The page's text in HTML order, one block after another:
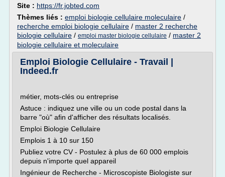
Site : https://fr.jobted.com
Thèmes liés : emploi biologie cellulaire moleculaire /
recherche emploi biologie cellulaire / master 2 recherche
biologie cellulaire / emploi master biologie cellulaire / master 2
biologie cellulaire et moleculaire
Emploi Biologie Cellulaire - Travail |
Indeed.fr
métier, mots-clés ou entreprise
Astuce : indiquez une ville ou un code postal dans la
barre "où" afin d'afficher des résultats localisés.
Emploi Biologie Cellulaire
Emplois 1 à 10 sur 150
Publiez votre CV - Postulez à plus de 60 000 emplois
depuis n'importe quel appareil
Ingénieur de Recherche - Microscopiste Biologiste sur